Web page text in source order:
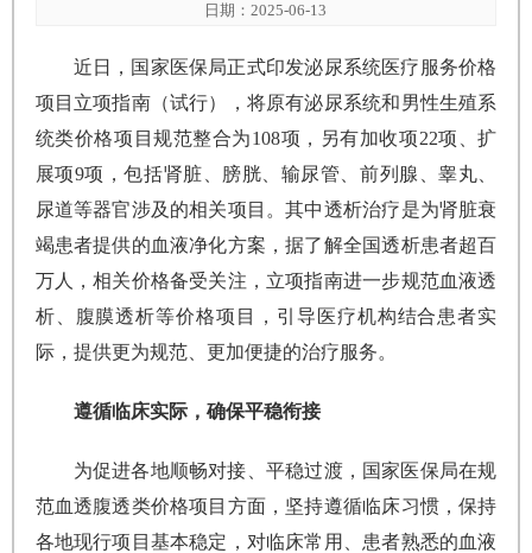
日期：2025-06-13
近日，国家医保局正式印发泌尿系统医疗服务价格
项目立项指南（试行），将原有泌尿系统和男性生殖系
统类价格项目规范整合为108项，另有加收项22项、扩
展项9项，包括肾脏、膀胱、输尿管、前列腺、睾丸、
尿道等器官涉及的相关项目。其中透析治疗是为肾脏衰
竭患者提供的血液净化方案，据了解全国透析患者超百
万人，相关价格备受关注，立项指南进一步规范血液透
析、腹膜透析等价格项目，引导医疗机构结合患者实
际，提供更为规范、更加便捷的治疗服务。
遵循临床实际，确保平稳衔接
为促进各地顺畅对接、平稳过渡，国家医保局在规
范血透腹透类价格项目方面，坚持遵循临床习惯，保持
各地现行项目基本稳定，对临床常用、患者熟悉的血液